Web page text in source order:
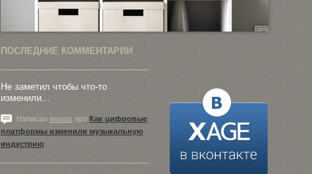
ПОСЛЕДНИЕ КОММЕНТАРИИ
Не заметил чтобы что-то
изменили...
Написал astass про Как цифровые
платформы изменили музыкальную
индустрию